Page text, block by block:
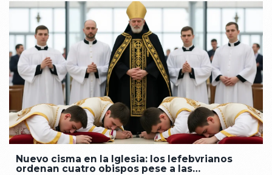
Nuevo cisma en la Iglesia: los lefebvrianos
ordenan cuatro obispos pese a las